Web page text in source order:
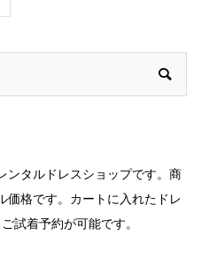

ンタルドレスショップです。商
価格です。カートに入れたドレ
ご試着予約が可能です。